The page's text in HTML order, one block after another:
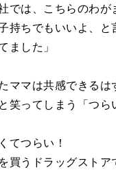
では、こちらのわ
持ちでもいいよ、
ました」
ママは共感できるは
笑ってしまう「つら
てつらい！
買うドラッグスト